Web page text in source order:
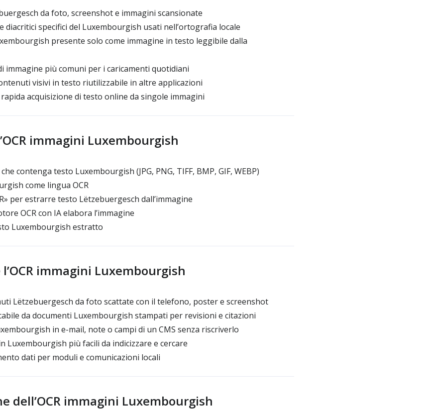
da foto, screenshot e immagini scansionate
diacritici specifici del Luxembourgish usati nell’ortografia locale
presente solo come immagine in testo leggibile dalla
immagine più comuni per i caricamenti quotidiani
visivi in testo riutilizzabile in altre applicazioni
acquisizione di testo online da singole immagini
immagini Luxembourgish
contenga testo Luxembourgish (JPG, PNG, TIFF, BMP, GIF, WEBP)
come lingua OCR
per estrarre testo Lëtzebuergesch dall’immagine
OCR con IA elabora l’immagine
Luxembourgish estratto
immagini Luxembourgish
Lëtzebuergesch da foto scattate con il telefono, poster e screenshot
da documenti Luxembourgish stampati per revisioni e citazioni
in e-mail, note o campi di un CMS senza riscriverlo
Luxembourgish più facili da indicizzare e cercare
dati per moduli e comunicazioni locali
dell’OCR immagini Luxembourgish